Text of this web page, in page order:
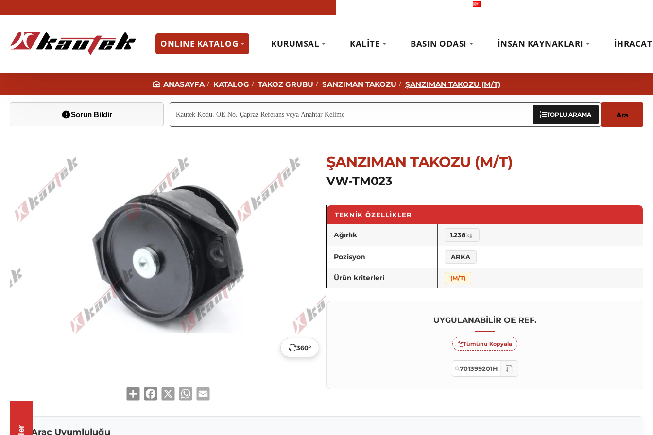
ONLINE KATALOG KURUMSAL KALITE BASIN ODASI İNSAN KAYNAKLARI
H
O
M
E
KATALOG TAKOZ GRUBU SANZIMAN TAKOZU ŞANZIMAN TAKOZU (M/T)
Sorun Bildir TOPLU ARAMA Ara
360°
Share Facebook WhatsApp
ŞANZIMAN TAKOZU (M/T)
TEKNIK ÖZELLIKLER
Ağırlık 1.238kg
Pozisyon ARKA
Ürün kriterleri (M/T)
VW-TM023
UYGULANABILIR OE REF.
Tümünü Kopyala
701399201H
Araç Uyumluluğu